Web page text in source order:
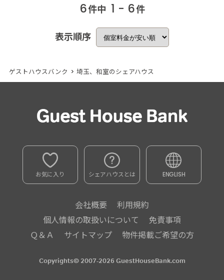
6件中 1 - 6件
表示順序
ゲストハウスバンク > 埼玉、和室のシェアハウス
お気に入り シェアハウスとは ENGLISH
会社概要
利用規約
個人情報の取扱いについて
免責事項
Ｑ＆Ａ
サイトマップ 物件掲載ご希望の方
Copyrights© 2007-2026 GuestHouseBank.com